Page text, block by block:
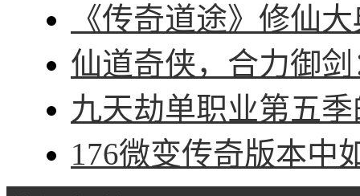
《传奇道途》修仙
仙道奇侠，合力御
九天劫单职业第五
176微变传奇版本中